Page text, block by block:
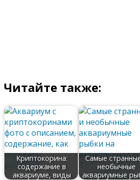
Читайте также:
Криптокорина:
содержание в
аквариуме, виды
Самые
необычные
аквариумные